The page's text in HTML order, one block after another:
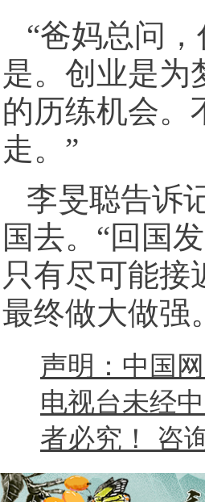
“爸妈总问
是。创业是为
的历练机会。
走。”
李旻聪告诉
国去。“回国
只有尽可能接
最终做大做强
声明：中国
电视台未经
者必究！ 咨